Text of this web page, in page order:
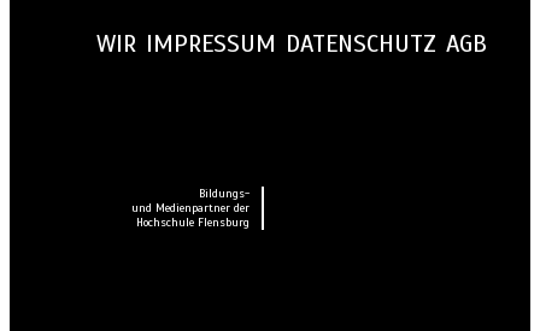
WIR IMPRESSUM DATENSCHUTZ AGB
Bildungs-
und Medienpartner der
Hochschule Flensburg